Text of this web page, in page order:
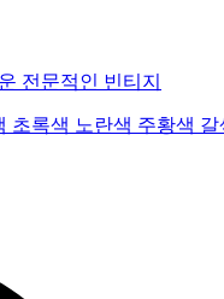
전문적인 빈티지
초록색 노란색 주황색